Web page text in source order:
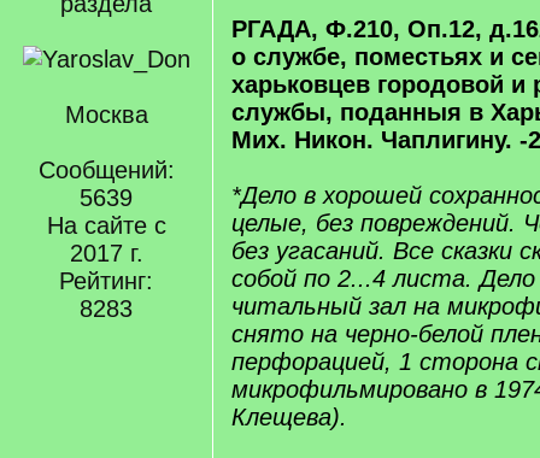
Москва
Сообщений:
5639
На сайте с
2017 г.
Рейтинг:
8283
РГАДА, Ф.210, Оп.12,
о службе, поместьях и
харьковцев городовой и
службы, поданныя в
Мих. Никон. Чаплигину. -
*Дело в хорошей
целые, без повреждений.
без угасаний. Все сказки
собой по 2...4 листа.
читальный зал на
снято на черно-белой
перфорацией, 1 сторона
микрофильмировано в
Клещева).